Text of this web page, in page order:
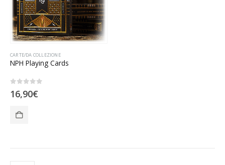
CARTE/DA COLLEZIONE
NPH Playing Cards
16,90€